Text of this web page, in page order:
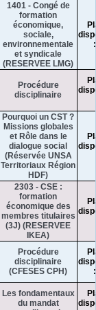
1401 - Congé de
formation
économique,
sociale,
environnementale
et syndicale
(RESERVEE LMG)
Procédure
disciplinaire
Pourquoi un CST ?
Missions globales
et Rôle dans le
dialogue social
(Réservée UNSA
Territoriaux Région
HDF)
2303 - CSE :
formation
économique des
membres titulaires
(3J) (RESERVEE
IKEA)
Procédure
disciplinaire
(CFESES CPH)
Les fondamentaux
du mandat